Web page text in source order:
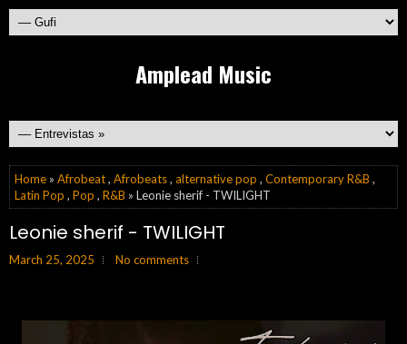
Amplead Music
Home » Afrobeat, Afrobeats, alternative pop , Contemporary R&B ,
Latin Pop , Pop , R&B » Leonie sherif - TWILIGHT
Leonie sherif - TWILIGHT
March 25, 2025 No comments